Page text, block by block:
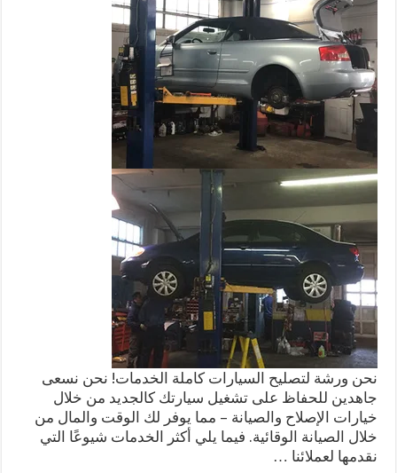
نحن ورشة لتصليح السيارات كاملة الخدمات! نحن نسعى
جاهدين للحفاظ على تشغيل سيارتك كالجديد من خلال
خيارات الإصلاح والصيانة – مما يوفر لك الوقت والمال من
خلال الصيانة الوقائية. فيما يلي أكثر الخدمات شيوعًا التي
نقدمها لعملائنا …